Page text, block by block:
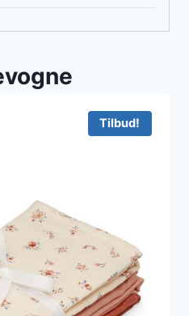
Tilbud!